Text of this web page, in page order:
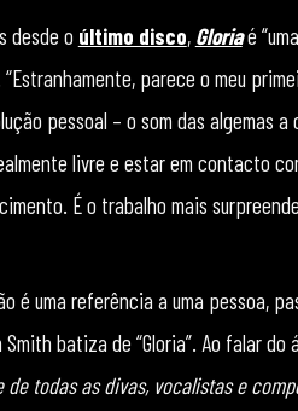
desde o último disco, Gloriaé
parece o meu
pessoal – o som das
livre e estar em contacto
É o trabalho mais
é uma referência a uma pessoa,
batiza de “Gloria”. Ao falar do
de todas as divas, vocalistas e